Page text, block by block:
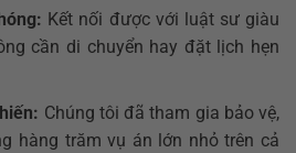
Kết nối được với luật sư giàu
cần di chuyển hay đặt lịch hẹn
Chúng tôi đã tham gia bảo vệ,
hàng trăm vụ án lớn nhỏ trên cả